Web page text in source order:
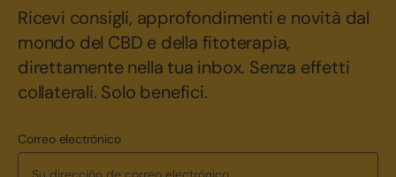
Ricevi consigli, approfondimenti e novità dal
mondo del CBD e della fitoterapia,
direttamente nella tua inbox. Senza effetti
collaterali. Solo benefici.
Correo electrónico